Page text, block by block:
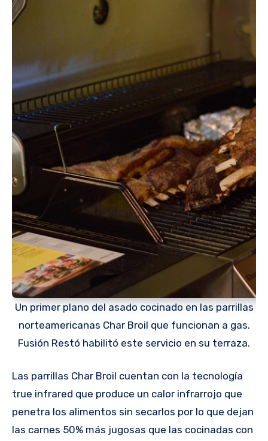
Un primer plano del asado cocinado en las parrillas
norteamericanas Char Broil que funcionan a gas.
Fusión Restó habilitó este servicio en su terraza.
Las parrillas Char Broil cuentan con la tecnología
true infrared que produce un calor infrarrojo que
penetra los alimentos sin secarlos por lo que dejan
las carnes 50% más jugosas que las cocinadas con